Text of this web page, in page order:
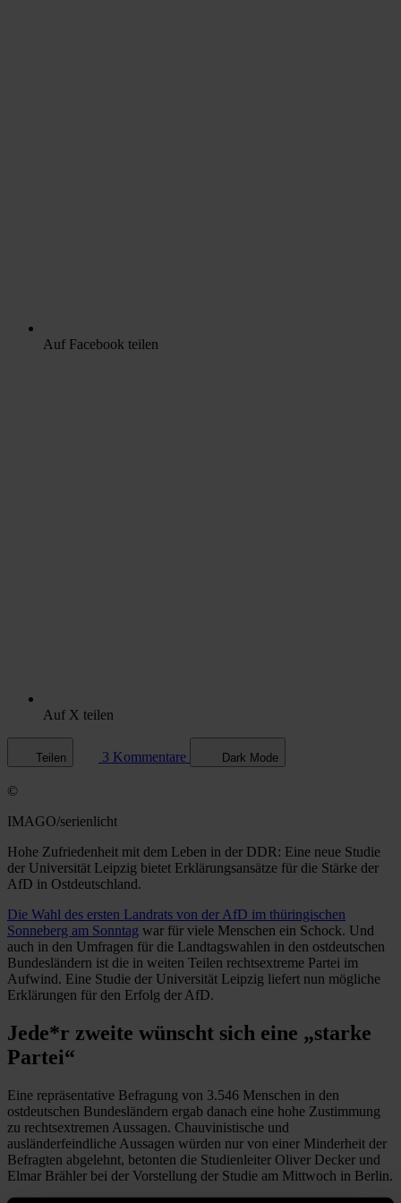
Auf Facebook teilen
Auf X teilen
Teilen 3 Kommentare Dark Mode
©
IMAGO/serienlicht
Hohe Zufriedenheit mit dem Leben in der DDR: Eine neue Studie
der Universität Leipzig bietet Erklärungsansätze für die Stärke der
AfD in Ostdeutschland.
Die Wahl des ersten Landrats von der AfD im thüringischen
Sonneberg am Sonntag war für viele Menschen ein Schock. Und
auch in den Umfragen für die Landtagswahlen in den ostdeutschen
Bundesländern ist die in weiten Teilen rechtsextreme Partei im
Aufwind. Eine Studie der Universität Leipzig liefert nun mögliche
Erklärungen für den Erfolg der AfD.
Jede*r zweite wünscht sich eine „starke
Partei“
Eine repräsentative Befragung von 3.546 Menschen in den
ostdeutschen Bundesländern ergab danach eine hohe Zustimmung
zu rechtsextremen Aussagen. Chauvinistische und
ausländerfeindliche Aussagen würden nur von einer Minderheit der
Befragten abgelehnt, betonten die Studienleiter Oliver Decker und
Elmar Brähler bei der Vorstellung der Studie am Mittwoch in Berlin.